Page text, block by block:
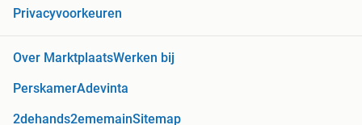
Privacyvoorkeuren
Over MarktplaatsWerken bij
PerskamerAdevinta
2dehands2ememainSitemap